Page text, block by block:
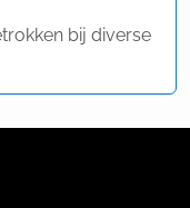
bij diverse